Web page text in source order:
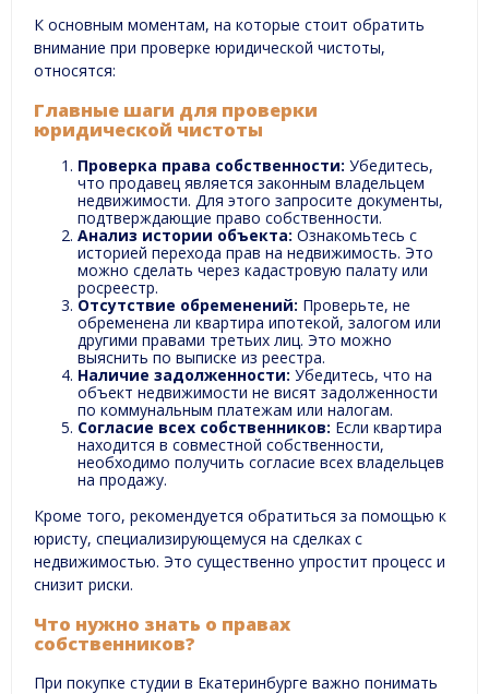
К основным моментам, на которые стоит обратить
внимание при проверке юридической чистоты,
относятся:
Главные шаги для проверки
юридической чистоты
Проверка права собственности: Убедитесь,
что продавец является законным владельцем
недвижимости. Для этого запросите документы,
подтверждающие право собственности.
Анализ истории объекта: Ознакомьтесь с
историей перехода прав на недвижимость. Это
можно сделать через кадастровую палату или
росреестр.
Отсутствие обременений: Проверьте, не
обременена ли квартира ипотекой, залогом или
другими правами третьих лиц. Это можно
выяснить по выписке из реестра.
Наличие задолженности: Убедитесь, что на
объект недвижимости не висят задолженности
по коммунальным платежам или налогам.
Согласие всех собственников: Если квартира
находится в совместной собственности,
необходимо получить согласие всех владельцев
на продажу.
Кроме того, рекомендуется обратиться за помощью к
юристу, специализирующемуся на сделках с
недвижимостью. Это существенно упростит процесс и
снизит риски.
Что нужно знать о правах
собственников?
При покупке студии в Екатеринбурге важно понимать